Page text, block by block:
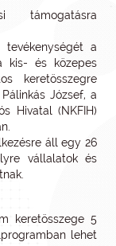
támogatásra
a
kis- és közepes
keretösszegre
József, a
Hivatal (NKFIH)
áll egy 26
vállalatok és
keretösszege 5
lehet